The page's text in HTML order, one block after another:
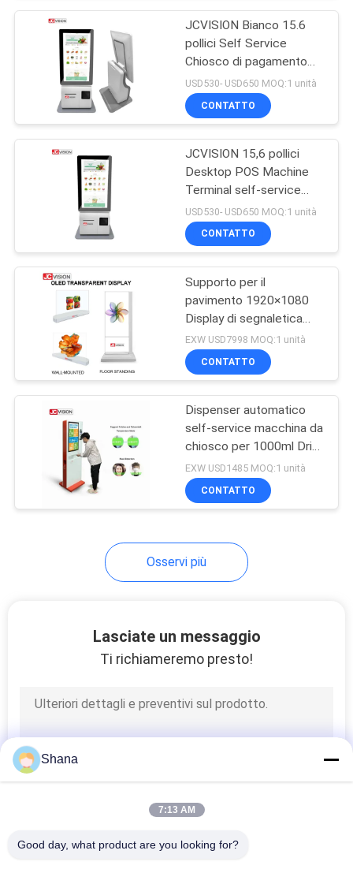
Scanner di
documenti portatile
Lavagna per
Scrivere LCD
15
Esposizione LCD
allungata di Antivari
schermo LCD
contrassegno
digitale del piano
d'appoggio
JCVISION Bianco 15.6
pollici Self Service
Chiosco di pagamento
Android 11.0 Desktop
POS Machine
USD530- USD650 MOQ:1 unità
CONTATTO
JCVISION 15,6 pollici
Desktop POS Machine
Terminal self-service
Checkout Kiosk
USD530- USD650 MOQ:1 unità
CONTATTO
Supporto per il
pavimento 1920×1080
Display di segnaletica
digitale trasparente Alta
luminosità
EXW USD7998 MOQ:1 unità
CONTATTO
Dispenser automatico
self-service macchina da
chiosco per 1000ml Drip
Gel Spray Sanitizer
EXW USD1485 MOQ:1 unità
CONTATTO
Osservi più
Lasciate un messaggio
Ti richiameremo presto!
Shana
7:13 AM
Good day, what product are you looking for?